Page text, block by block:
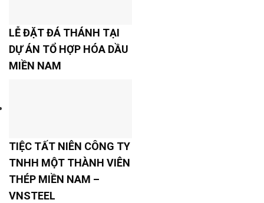
LỄ ĐẶT ĐÁ THÁNH TẠI
DỰ ÁN TỔ HỢP HÓA DẦU
MIỀN NAM
TIỆC TẤT NIÊN CÔNG TY
TNHH MỘT THÀNH VIÊN
THÉP MIỀN NAM –
VNSTEEL